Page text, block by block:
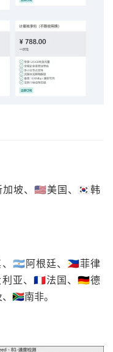
坡、🇺🇸美国、🇰🇷韩
🇦🇷阿根廷、🇵🇭菲律
亚、🇫🇷法国、🇩🇪德
🇿🇦南非。